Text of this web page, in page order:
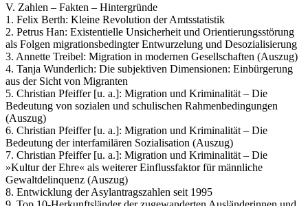
V. Zahlen – Fakten – Hintergründe
1. Felix Berth: Kleine Revolution der Amtsstatistik
2. Petrus Han: Existentielle Unsicherheit und Orientierungsstörung
als Folgen migrationsbedingter Entwurzelung und Desozialisierung
3. Annette Treibel: Migration in modernen Gesellschaften (Auszug)
4. Tanja Wunderlich: Die subjektiven Dimensionen: Einbürgerung
aus der Sicht von Migranten
5. Christian Pfeiffer [u. a.]: Migration und Kriminalität – Die
Bedeutung von sozialen und schulischen Rahmenbedingungen
(Auszug)
6. Christian Pfeiffer [u. a.]: Migration und Kriminalität – Die
Bedeutung der interfamilären Sozialisation (Auszug)
7. Christian Pfeiffer [u. a.]: Migration und Kriminalität – Die
»Kultur der Ehre« als weiterer Einflussfaktor für männliche
Gewaltdelinquenz (Auszug)
8. Entwicklung der Asylantragszahlen seit 1995